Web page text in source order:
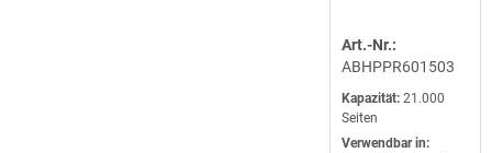
Art.-Nr.:
ABHPPR601503
Kapazität: 21.000
Seiten
Verwendbar in: